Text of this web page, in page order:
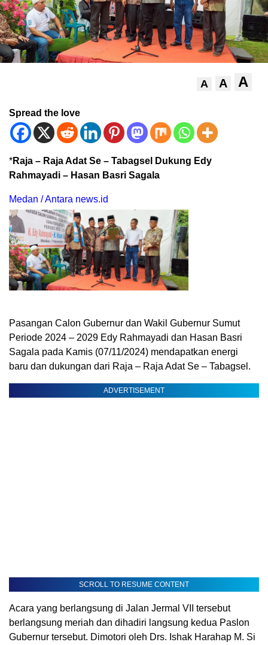
A A A
Spread the love
*Raja – Raja Adat Se – Tabagsel Dukung Edy
Rahmayadi – Hasan Basri Sagala
Medan / Antara news.id
Pasangan Calon Gubernur dan Wakil Gubernur Sumut
Periode 2024 – 2029 Edy Rahmayadi dan Hasan Basri
Sagala pada Kamis (07/11/2024) mendapatkan energi
baru dan dukungan dari Raja – Raja Adat Se – Tabagsel.
ADVERTISEMENT
SCROLL TO RESUME CONTENT
Acara yang berlangsung di Jalan Jermal VII tersebut
berlangsung meriah dan dihadiri langsung kedua Paslon
Gubernur tersebut. Dimotori oleh Drs. Ishak Harahap M. Si